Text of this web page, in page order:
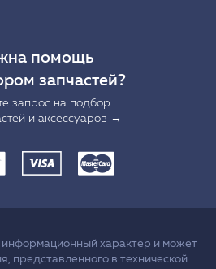
помощь
запчастей?
запрос на подбор
и аксессуаров →
характер и может
представленного в технической